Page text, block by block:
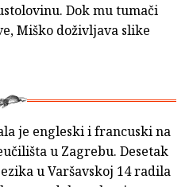
Dok mu tumači
Miško doživljava slike
je engleski i francuski na
u Zagrebu. Desetak
u Varšavskoj 14 radila